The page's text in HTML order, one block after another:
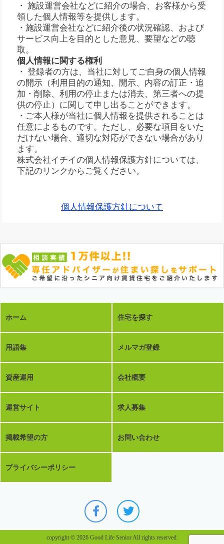
・ 施設運営会社などに紹介の場合、お客様から受
領した個人情報等を提供します。
・施設運営会社などに紹介後の状況確認、および
サービス向上を目的とした意見、要望などの聴
取。
個人情報に関する権利
・ 登録者の方は、当社に対してご自身の個人情報
の開示（利用目的の通知、開示、内容の訂正・追
加・削除、利用の停止または消去、第三者への提
供の停止）に関して申し出ることができます。
・ご本人様が当社に個人情報を提供されることは
任意によるものです。ただし、必要な項目をいた
だけない場合、適切な対応ができない場合があり
ます。
株式会社イチイの個人情報保護方針については、
下記のリンクからご覧ください。
個人情報保護方針について
ホーム 住宅を探す
用語集 メルマガ登録
資産運用 会社概要
運営サイト 求人募集
掲載希望の方 お問い合わせ
プライバシーポリシー
copyright © 2026 Good Life Senior All rights reserved.